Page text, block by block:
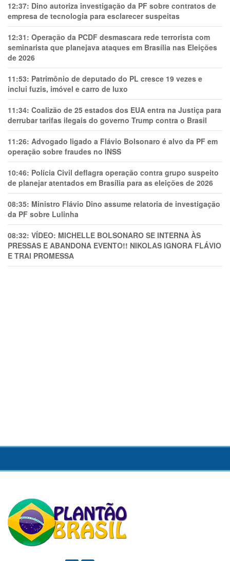
12:37: Dino autoriza investigação da PF sobre contratos de
empresa de tecnologia para esclarecer suspeitas
12:31: Operação da PCDF desmascara rede terrorista com
seminarista que planejava ataques em Brasília nas Eleições
de 2026
11:53: Patrimônio de deputado do PL cresce 19 vezes e
inclui fuzis, imóvel e carro de luxo
11:34: Coalizão de 25 estados dos EUA entra na Justiça para
derrubar tarifas ilegais do governo Trump contra o Brasil
11:26: Advogado ligado a Flávio Bolsonaro é alvo da PF em
operação sobre fraudes no INSS
10:46: Polícia Civil deflagra operação contra grupo suspeito
de planejar atentados em Brasília para as eleições de 2026
08:35: Ministro Flávio Dino assume relatoria de investigação
da PF sobre Lulinha
08:32: VÍDEO: MICHELLE BOLSONARO SE INTERNA ÀS
PRESSAS E ABANDONA EVENTO!! NIKOLAS IGNORA FLÁVIO
E TRAl PROMESSA